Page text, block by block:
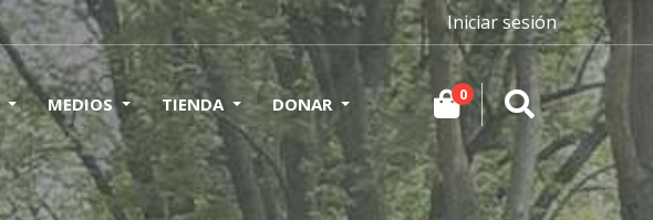
Iniciar sesión
MEDIOS TIENDA DONAR 0